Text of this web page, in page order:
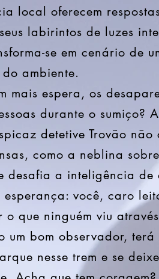
local oferecem
labirintos de luzes
se em cenário de
ambiente.
espera, os
durante o sumiço?
detetive Trovão não
como a neblina
desafia a inteligência de
você, caro
o que ninguém viu
um bom observador,
nesse trem e se